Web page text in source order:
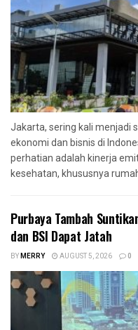
Jakarta, sering kali menjadi
ekonomi dan bisnis di
perhatian adalah kinerja
kesehatan, khususnya
Purbaya Tambah
dan BSI Dapat Jatah
BYMERRY AUGUST 5, 2026 0